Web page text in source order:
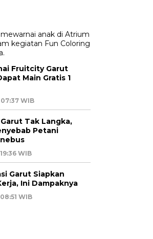
Fruitcity Garut
Main Gratis 1
WIB
Tak Langka,
Petani
WIB
Garut Siapkan
Ini Dampaknya
WIB